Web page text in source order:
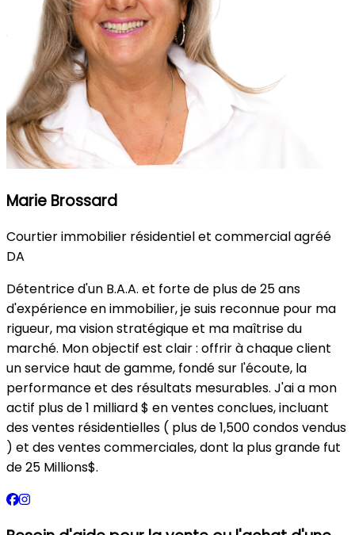
Marie Brossard
Courtier immobilier résidentiel et commercial agréé
DA
Détentrice d'un B.A.A. et forte de plus de 25 ans
d'expérience en immobilier, je suis reconnue pour ma
rigueur, ma vision stratégique et ma maîtrise du
marché. Mon objectif est clair : offrir à chaque client
un service haut de gamme, fondé sur l'écoute, la
performance et des résultats mesurables. J'ai a mon
actif plus de 1 milliard $ en ventes conclues, incluant
des ventes résidentielles ( plus de 1,500 condos vendus
) et des ventes commerciales, dont la plus grande fut
de 25 Millions$.